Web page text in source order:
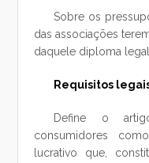
Sobre os
das associações
daquele diploma legal.
Requisitos
Define o
consumidores
lucrativo que,